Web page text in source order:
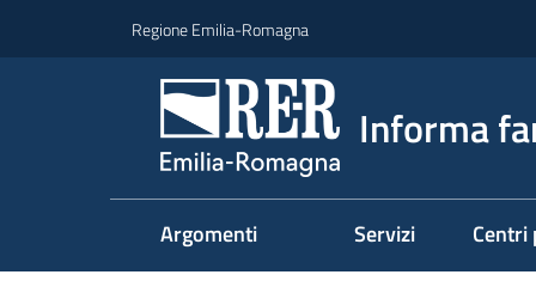
Regione Emilia-Romagna
Informa
Argomenti Servizi Centri